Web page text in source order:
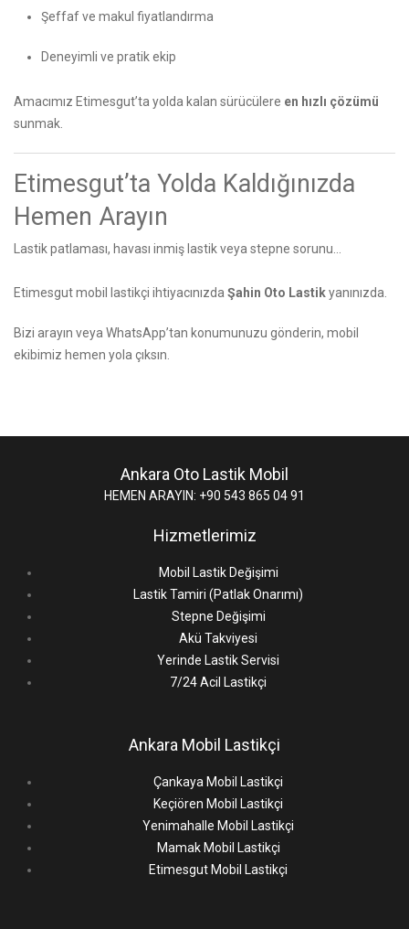
Şeffaf ve makul fiyatlandırma
Deneyimli ve pratik ekip
Amacımız Etimesgut’ta yolda kalan sürücülere en hızlı çözümü
sunmak.
Etimesgut’ta Yolda Kaldığınızda
Hemen Arayın
Lastik patlaması, havası inmiş lastik veya stepne sorunu…
Etimesgut mobil lastikçi ihtiyacınızda Şahin Oto Lastikyanınızda.
Bizi arayın veya WhatsApp’tan konumunuzu gönderin, mobil
ekibimiz hemen yola çıksın.
Ankara Oto Lastik Mobil
HEMEN ARAYIN: +90 543 865 04 91
Hizmetlerimiz
Mobil Lastik Değişimi
Lastik Tamiri (Patlak Onarımı)
Stepne Değişimi
Akü Takviyesi
Yerinde Lastik Servisi
7/24 Acil Lastikçi
Ankara Mobil Lastikçi
Çankaya Mobil Lastikçi
Keçiören Mobil Lastikçi
Yenimahalle Mobil Lastikçi
Mamak Mobil Lastikçi
Etimesgut Mobil Lastikçi